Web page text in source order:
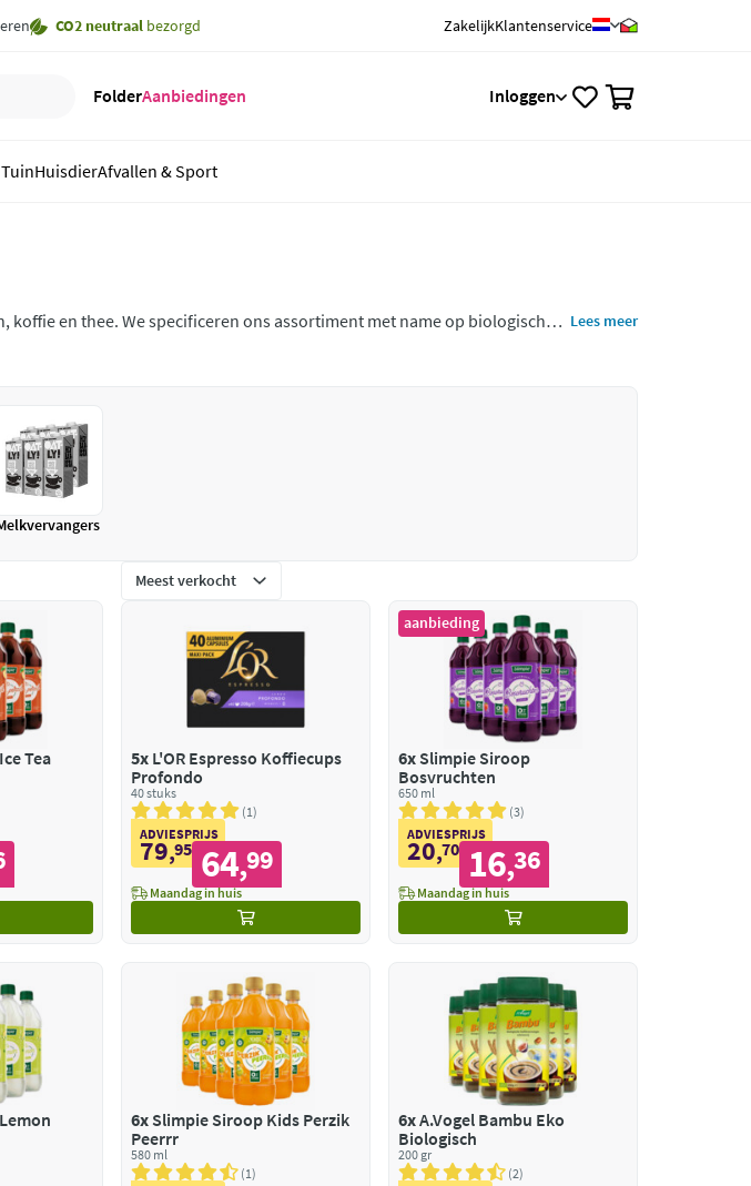
CO2 neutraal bezorgd ZakelijkKlantenservice
FolderAanbiedingen Inloggen
HuisdierAfvallen & Sport
en thee. We specificeren ons assortiment met name op biologisch
voor jezelf en probeer 1 van de mooie producten uit deze
Pukka en Zonnatura.
Lees meer
Tea
5x L'OR Espresso Koffiecups
Profondo
40 stuks
1
ADVIESPRIJS
79,95 64,99
Maandag in huis
aanbieding
6x Slimpie Siroop
Bosvruchten
650 ml
3
ADVIESPRIJS
20,70 16,36
Maandag in huis
6x Slimpie Siroop Kids Perzik
Peerrr
580 ml
1
6xA.Vogel Bambu Eko
Biologisch
200 gr
2